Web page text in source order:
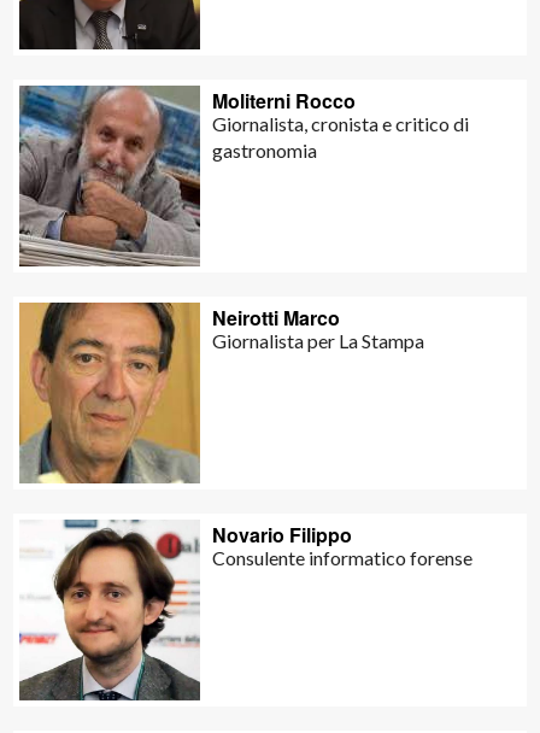
Moliterni Rocco
Giornalista, cronista e critico di
gastronomia
Neirotti Marco
Giornalista per La Stampa
Novario Filippo
Consulente informatico forense